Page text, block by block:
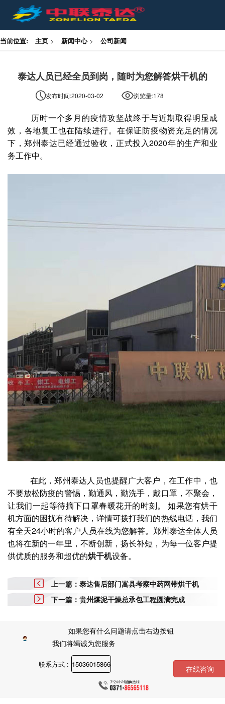
当前位置: 主页 > 新闻中心> 公司新闻
泰达人员已经全员到岗，随时为您解答烘干机的
发布时间:2020-03-02 浏览量:178
历时一个多月的疫情攻坚战终于与近期取得明显成
效，各地复工也在陆续进行。在保证防疫物资充足的情况
下，郑州泰达已经通过验收，正式投入2020年的生产和业
务工作中。
在此，郑州泰达人员也提醒广大客户，在工作中，也
不要放松防疫的警惕，勤通风，勤洗手，戴口罩，不聚会，
让我们一起等待摘下口罩春暖花开的时刻。 如果您有烘干
机方面的困扰有待解决，详情可拨打我们的热线电话，我们
有全天24小时的客户人员在线为您解答。郑州泰达全体人员
也将在新的一年里，不断创新，扬长补短，为每一位客户提
供优质的服务和超优的烘干机设备。
上一篇：泰达售后部门嵩县考察中药网带烘干机
下一篇：贵州煤泥干燥总承包工程圆满完成
如果您有什么问题请点击右边按钮
我们将竭诚为您服务
在线咨询
联系方式 : 15036015866